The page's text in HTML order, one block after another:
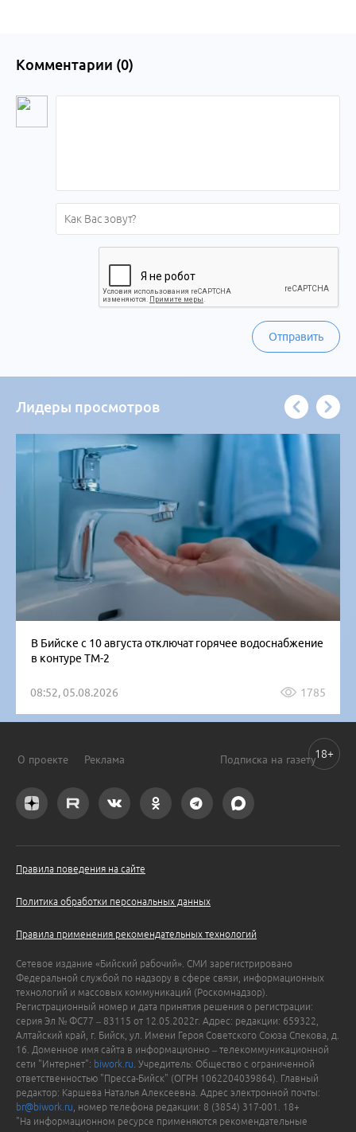
Комментарии (0)
Отправить
Лидеры просмотров
В Бийске с 10 августа отключат горячее водоснабжение
в контуре ТМ-2
08:52, 05.08.2026 1785
О проекте Реклама Подписка на газету
Правила поведения на сайте
Политика обработки персональных данных
Правила применения рекомендательных технологий
Сетевое издание «Бийский рабочий». СМИ зарегистрировано
Федеральной службой по надзору в сфере связи, информационных
технологий и массовых коммуникаций (Роскомнадзор).
Регистрационный номер и дата принятия решения о регистрации:
серия Эл № ФС77 – 83115 от 12.05.2022г. Адрес: редакции: 659322,
Алтайский край, г. Бийск, ул. Имени Героя Советского Союза Спекова, д.
16. Доменное имя сайта в информационно – телекоммуникационной
сети "Интернет": biwork.ru . Учредитель: Общество с ограниченной
ответственностью "Пресса-Бийск" (ОГРН 1062204039864). Главный
редактор: Каршева Наталья Алексеевна. Адрес электронной почты:
br@biwork.ru , номер телефона редакции: 8 (3854) 317-001. 18+
"На информационном ресурсе применяются рекомендательные
18+